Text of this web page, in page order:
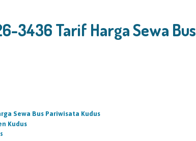
3436 Tarif Harga Sewa Bus
Sewa Bus Pariwisata Kudus
Kudus